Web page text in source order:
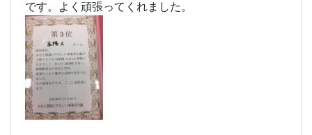
です。よく頑張ってくれました。